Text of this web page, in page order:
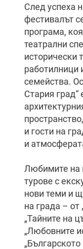
След успеха
фестивалът
програма,
театрални
исторически
работилници
семейства.
Стария град“
и гости на
и
Любимите на
турове с
нови теми и
на града – от
„Тайните на
„Любовните